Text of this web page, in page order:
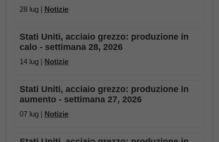
28 lug | Notizie
Stati Uniti, acciaio grezzo: produzione in
calo - settimana 28, 2026
14 lug | Notizie
Stati Uniti, acciaio grezzo: produzione in
aumento - settimana 27, 2026
07 lug | Notizie